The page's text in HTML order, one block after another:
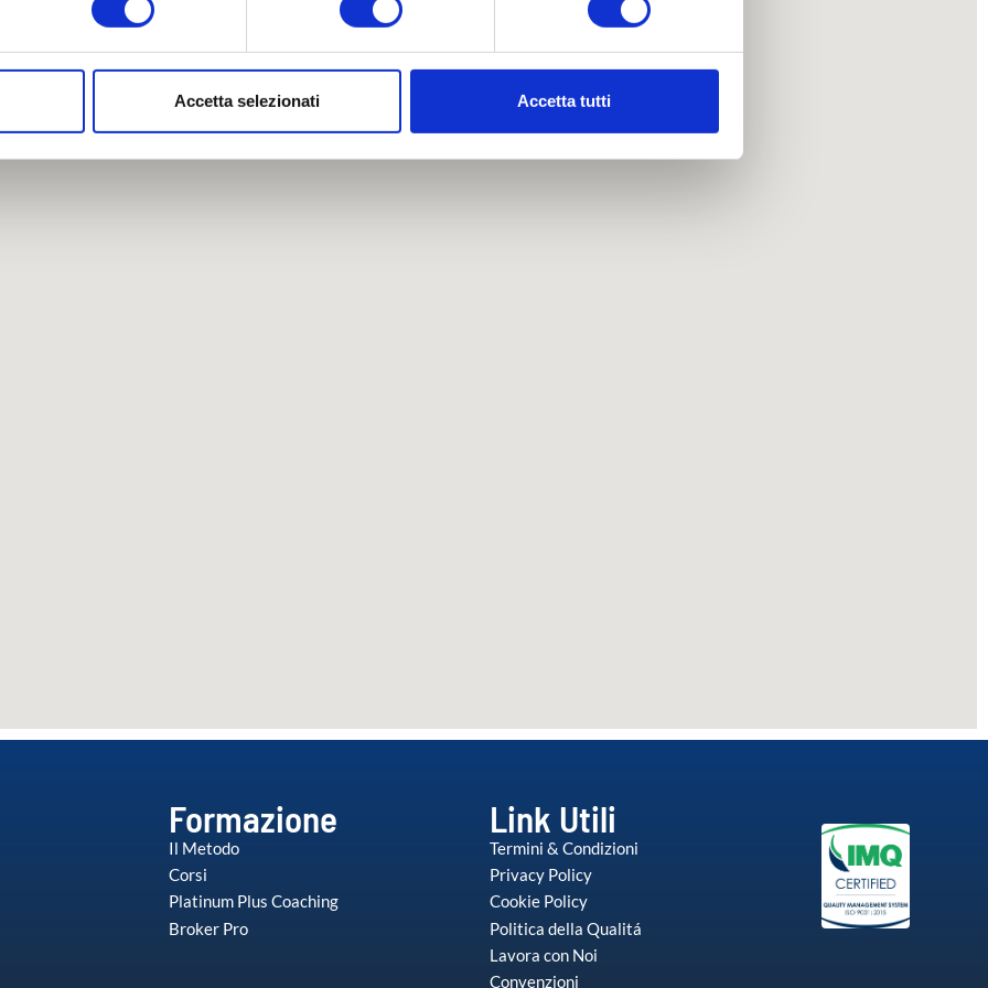
in qualsiasi momento dalla Dichiarazione sui cookie.
Accetta selezionati Accetta tutti
Formazione
Il Metodo
Corsi
Platinum Plus Coaching
Broker Pro
Link Utili
Termini & Condizioni
Privacy Policy
Cookie Policy
Politica della Qualitá
Lavora con Noi
Convenzioni